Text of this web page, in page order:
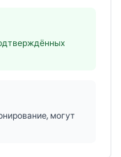
могут